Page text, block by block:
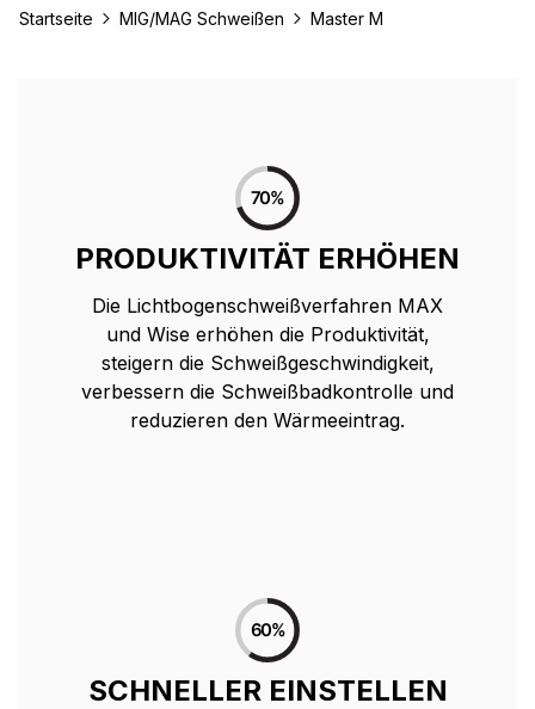
Startseite MIG/MAG Schweißen Master M
PRODUKTIVITÄT ERHÖHEN
Die Lichtbogenschweißverfahren MAX
und Wise erhöhen die Produktivität,
steigern die Schweißgeschwindigkeit,
verbessern die Schweißbadkontrolle und
reduzieren den Wärmeeintrag.
SCHNELLER EINSTELLEN